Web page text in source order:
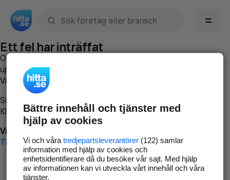
Ett fel har inträffat
Om du vill kan du
uppstod så att vi lättare och snabbare kan avhjälpa det.
Vänligen försök med följande:
Surfa till
Klicka påTillbaka-knappen i webbläsaren och försök igen
Vi beklagar besväret!
Till startsidan
Bättre innehåll och tjänster med
hjälp av cookies
Vi och våra tredjepartsleverantörer(122) samlar
information med hjälp av cookies och
enhetsidentifierare då du besöker vår sajt. Med hjälp
av informationen kan vi utveckla vårt innehåll och våra
tjänster.